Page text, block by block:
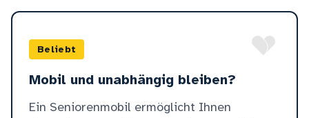
Beliebt
Mobil und unabhängig bleiben?
Ein Seniorenmobil ermöglicht Ihnen